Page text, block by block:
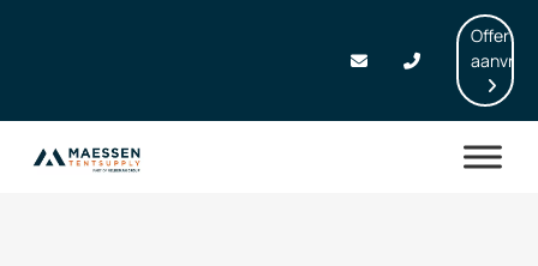
Offerte